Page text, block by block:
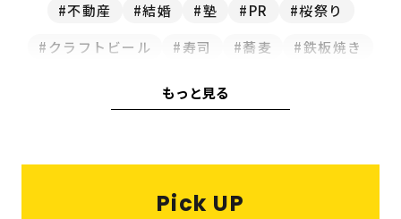
福岡の フィットネス情報
福岡の教育・子育て情報
福岡のビジネス情報
不動産
結婚 塾 PR
桜祭り
クラフトビール
寿司 蕎麦
鉄板焼き
食べ放題
コンサルティング
もっと見る
Pick UP